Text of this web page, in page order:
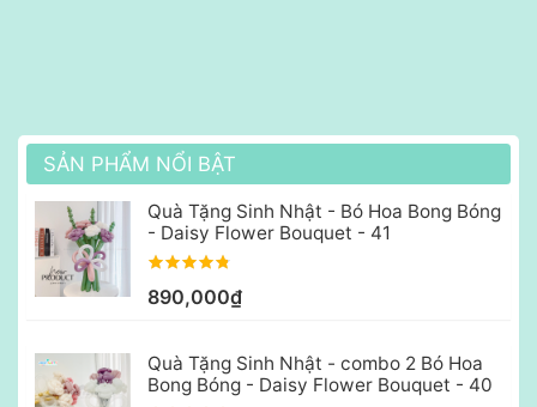
SẢN PHẨM NỔI BẬT
Quà Tặng Sinh Nhật - Bó Hoa Bong Bóng
- Daisy Flower Bouquet - 41
890,000₫
Quà Tặng Sinh Nhật - combo 2 Bó Hoa
Bong Bóng - Daisy Flower Bouquet - 40